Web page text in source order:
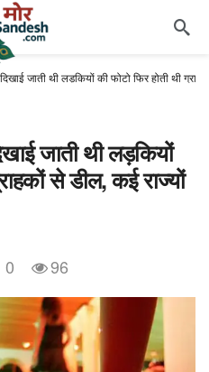
जाती थी लड़कियों की फोटो फिर होती थी
जाती थी लड़कियों
से डील, कई राज्यों
0 96